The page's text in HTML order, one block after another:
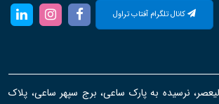
کانال تلگرام آفتاب تراول
ولیعصر، نرسیده به پارک ساعی، برج سپهر ساعی، پلاک